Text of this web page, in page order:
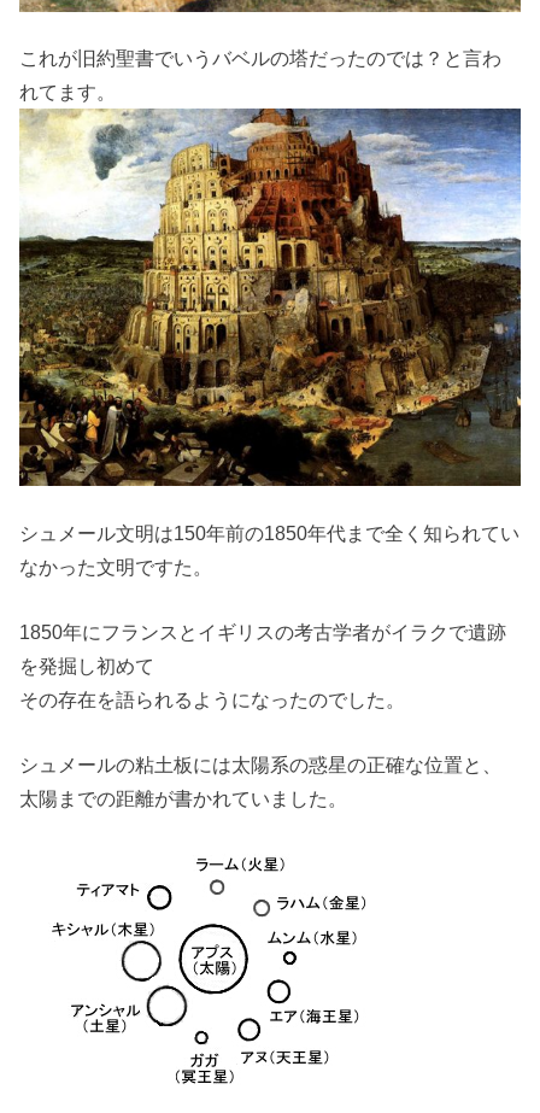
これが旧約聖書でいうバベルの塔だったのでは？と言わ
れてます。
シュメール文明は150年前の1850年代まで全く知られてい
なかった文明ですた。
1850年にフランスとイギリスの考古学者がイラクで遺跡
を発掘し初めて
その存在を語られるようになったのでした。
シュメールの粘土板には太陽系の惑星の正確な位置と、
太陽までの距離が書かれていました。